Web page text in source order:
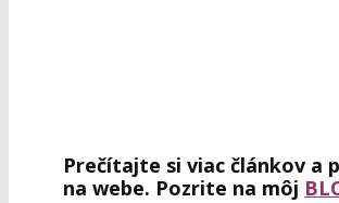
Prečítajte si viac článkov a
na webe. Pozrite na môj